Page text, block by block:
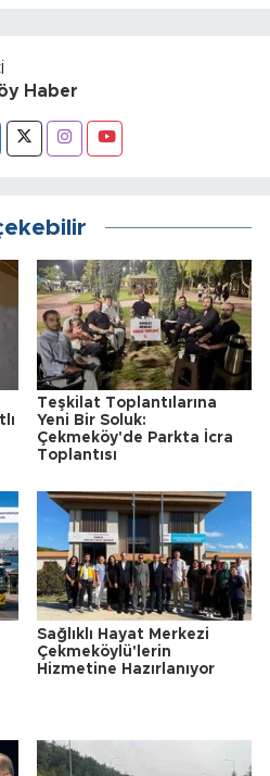
Haber
Teşkilat Toplantılarına
Yeni Bir Soluk:
Çekmeköy'de Parkta İcra
Toplantısı
Sağlıklı Hayat Merkezi
Çekmeköylü'lerin
Hizmetine Hazırlanıyor